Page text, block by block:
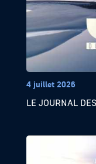
4 juillet 2026
LE JOURNAL